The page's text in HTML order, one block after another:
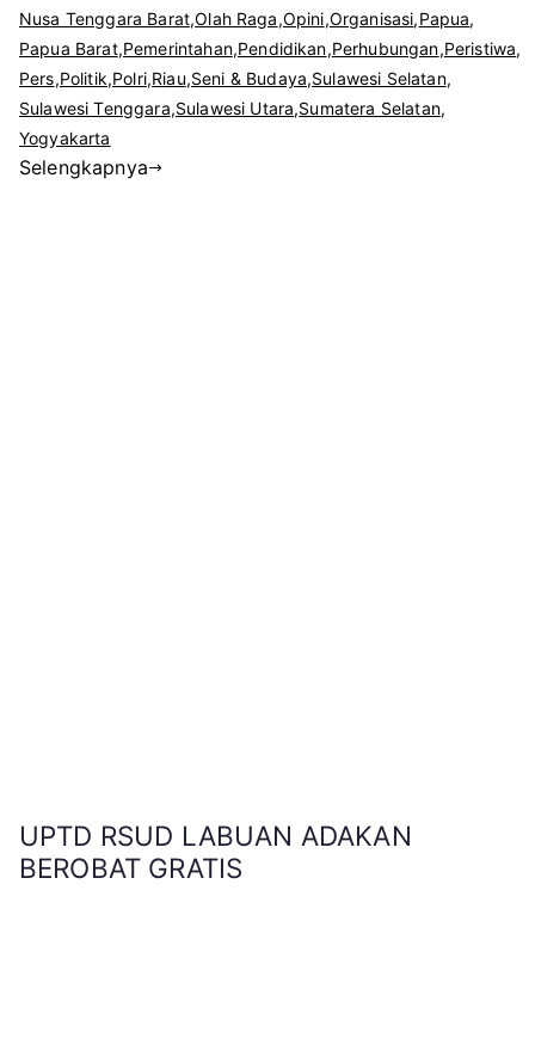
Nusa Tenggara Barat,Olah Raga,Opini,Organisasi,Papua,
Papua Barat,Pemerintahan,Pendidikan,Perhubungan,Peristiwa,
Pers,Politik,Polri,Riau,Seni & Budaya,Sulawesi Selatan,
Sulawesi Tenggara,Sulawesi Utara,Sumatera Selatan,
Yogyakarta
Selengkapnya
UPTD RSUD LABUAN ADAKAN
BEROBAT GRATIS